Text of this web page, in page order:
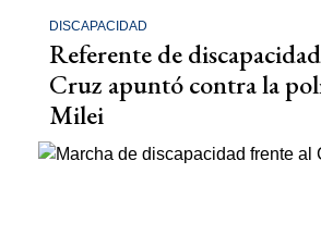
DISCAPACIDAD
Referente de
Cruz apuntó contra la
Milei